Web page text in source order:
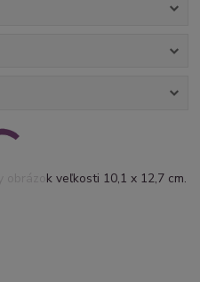
veľkosti 10,1 x 12,7 cm.